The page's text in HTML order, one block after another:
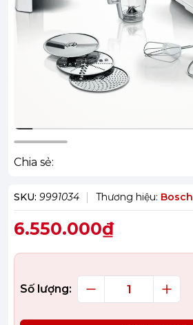
Chia sẻ:
SKU: 9991034 Thương hiệu: Bosch
6.550.000₫
Số lượng: